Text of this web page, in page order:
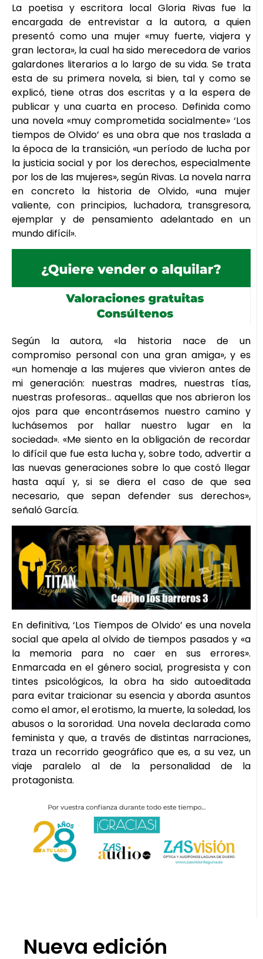
La poetisa y escritora local Gloria Rivas fue la
encargada de entrevistar a la autora, a quien
presentó como una mujer «muy fuerte, viajera y
gran lectora», la cual ha sido merecedora de varios
galardones literarios a lo largo de su vida. Se trata
esta de su primera novela, si bien, tal y como se
explicó, tiene otras dos escritas y a la espera de
publicar y una cuarta en proceso. Definida como
una novela «muy comprometida socialmente» ‘Los
tiempos de Olvido’ es una obra que nos traslada a
la época de la transición, «un período de lucha por
la justicia social y por los derechos, especialmente
por los de las mujeres», según Rivas. La novela narra
en concreto la historia de Olvido, «una mujer
valiente, con principios, luchadora, transgresora,
ejemplar y de pensamiento adelantado en un
mundo difícil».
Según la autora, «la historia nace de un
compromiso personal con una gran amiga», y es
«un homenaje a las mujeres que vivieron antes de
mi generación: nuestras madres, nuestras tías,
nuestras profesoras… aquellas que nos abrieron los
ojos para que encontrásemos nuestro camino y
luchásemos por hallar nuestro lugar en la
sociedad». «Me siento en la obligación de recordar
lo difícil que fue esta lucha y, sobre todo, advertir a
las nuevas generaciones sobre lo que costó llegar
hasta aquí y, si se diera el caso de que sea
necesario, que sepan defender sus derechos»,
señaló García.
En definitiva, ‘Los Tiempos de Olvido’ es una novela
social que apela al olvido de tiempos pasados y «a
la memoria para no caer en sus errores».
Enmarcada en el género social, progresista y con
tintes psicológicos, la obra ha sido autoeditada
para evitar traicionar su esencia y aborda asuntos
como el amor, el erotismo, la muerte, la soledad, los
abusos o la sororidad. Una novela declarada como
feminista y que, a través de distintas narraciones,
traza un recorrido geográfico que es, a su vez, un
viaje paralelo al de la personalidad de la
protagonista.
Nueva edición